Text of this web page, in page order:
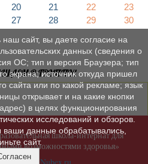
20 21 22
23
27 28 29
30
В ГРУППУ!
школа-интернат для
возможностями здоровья»
сайтов Nubex.ru
сайт, вы даете согласие на
данных (сведения о
ОС; тип и версия Браузера; тип
экрана; источник откуда пришел
сайта или по какой рекламе; язык
открывает и на какие кнопки
в целях функционирования
исследований и обзоров.
ваши данные обрабатывались,
сайт.